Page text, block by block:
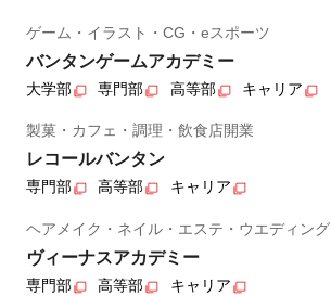
ゲーム・イラスト・CG・eスポーツ
バンタンゲームアカデミー
大学部 専門部 高等部 キャリア
製菓・カフェ・調理・飲食店開業
レコールバンタン
専門部 高等部 キャリア
ヘアメイク・ネイル・エステ・ウエディング
ヴィーナスアカデミー
専門部 高等部 キャリア